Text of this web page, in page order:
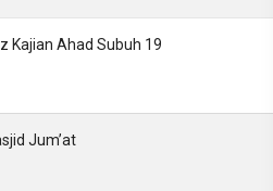
Kajian Ahad Subuh 19
Jum’at